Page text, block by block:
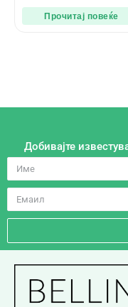
Прочитај повеќе
Добивајте